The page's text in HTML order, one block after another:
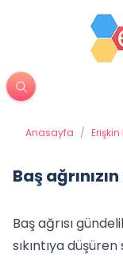
Anasayfa /
Baş
Baş ağrısı
sıkıntıya